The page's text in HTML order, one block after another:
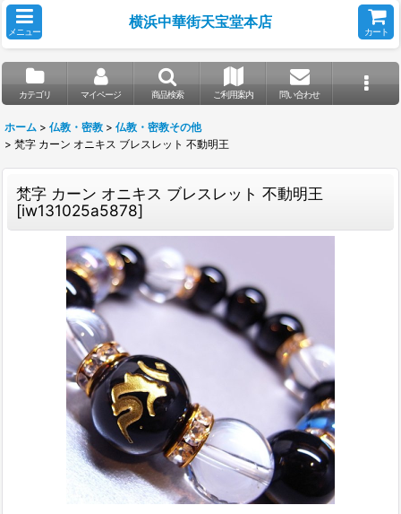
メニュー
横浜中華街天宝堂本店
カート
カテゴリ マイページ 商品検索 ご利用案内 問い合わせ
ホーム > 仏教・密教 > 仏教・密教その他
> 梵字 カーン オニキス ブレスレット 不動明王
梵字 カーン オニキス ブレスレット 不動明王
[iw131025a5878]